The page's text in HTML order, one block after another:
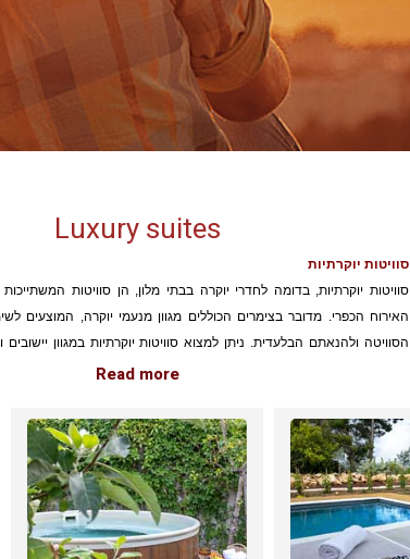
Luxury suites
סוויטות יוקרתיות
סוויטות יוקרתיות, בדומה לחדרי יוקרה בבתי מלון, הן סוויטות
האירוח הכפרי. מדובר בצימרים הכוללים מגוון מנעמי יוקרה, המוצעים
הסוויטה ולהנאתם הבלעדית. ניתן למצוא סוויטות יוקרתיות במגוון
אפשר לשכור סוויטות הממוקמות על מורדות רמת הגולן וצופות לכינרת או
במקביל להתפתחות הכללית של ענף הצימרים, התפתח גם תחום הצימרים
כיום מציעים יוקרה בלתי מתפשרת לאורחיהם וזאת, במחירים שהם חסרי
בבתי מלון. בנוסף, סוויטות הן אופציית החופשה האידיאלית עבור זוגות
וניתוק מחיי היום יום.
Read more